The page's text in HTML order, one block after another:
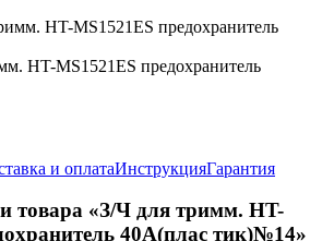
HT-MS1521ES предохранитель
и оплатаИнструкцияГарантия
товара «З/Ч для тримм. HT-
40А(плас тик)№14»